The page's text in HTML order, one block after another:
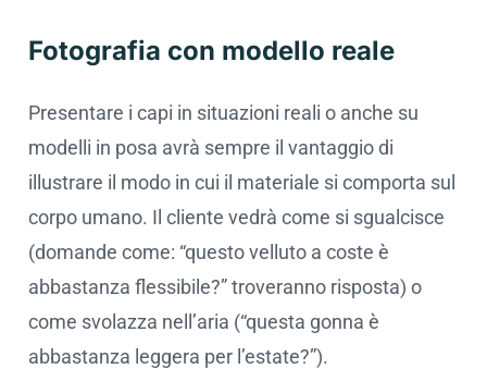
Fotografia con modello reale
Presentare i capi in situazioni reali o anche su
modelli in posa avrà sempre il vantaggio di
illustrare il modo in cui il materiale si comporta sul
corpo umano. Il cliente vedrà come si sgualcisce
(domande come: “questo velluto a coste è
abbastanza flessibile?” troveranno risposta) o
come svolazza nell’aria (“questa gonna è
abbastanza leggera per l’estate?”).